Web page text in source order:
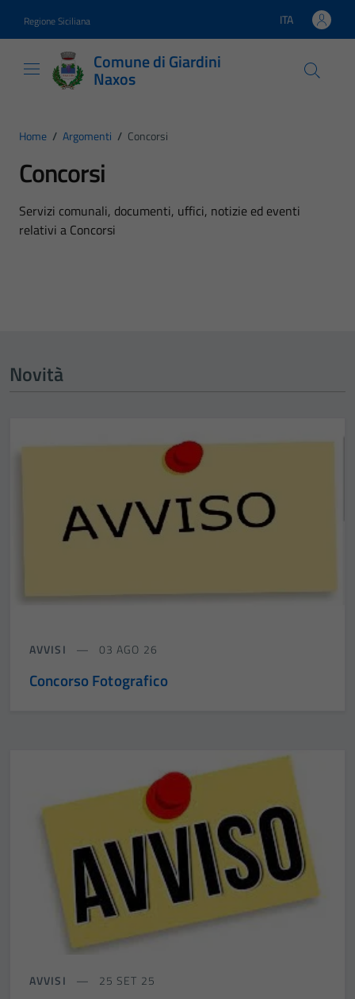
Regione Siciliana Lingua attiva:
ITA
Comune di Giardini
Naxos
Home / Argomenti / Concorsi
Concorsi
Dettagli dell'argomento
Servizi comunali, documenti, uffici, notizie ed eventi
relativi a Concorsi
Novità
AVVISI 03 AGO 26
Concorso Fotografico
AVVISI 25 SET 25